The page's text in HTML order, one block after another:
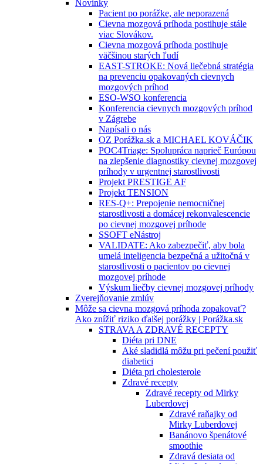
Novinky
Pacient po porážke, ale neporazená
Cievna mozgová príhoda postihuje stále
viac Slovákov.
Cievna mozgová príhoda postihuje
väčšinou starých ľudí
EAST-STROKE: Nová liečebná stratégia
na prevenciu opakovaných cievnych
mozgových príhod
ESO-WSO konferencia
Konferencia cievnych mozgových príhod
v Zágrebe
Napísali o nás
OZ Porážka.sk a MICHAEL KOVÁČIK
POC4Triage: Spolupráca naprieč Európou
na zlepšenie diagnostiky cievnej mozgovej
príhody v urgentnej starostlivosti
Projekt PRESTIGE AF
Projekt TENSION
RES-Q+: Prepojenie nemocničnej
starostlivosti a domácej rekonvalescencie
po cievnej mozgovej príhode
SSOFT eNástroj
VALIDATE: Ako zabezpečiť, aby bola
umelá inteligencia bezpečná a užitočná v
starostlivosti o pacientov po cievnej
mozgovej príhode
Výskum liečby cievnej mozgovej príhody
Zverejňovanie zmlúv
Môže sa cievna mozgová príhoda zopakovať?
Ako znížiť riziko ďalšej porážky | Porážka.sk
STRAVA A ZDRAVÉ RECEPTY
Diéta pri DNE
Aké sladidlá môžu pri pečení použiť
diabetici
Diéta pri cholesterole
Zdravé recepty
Zdravé recepty od Mirky
Luberdovej
Zdravé raňajky od
Mirky Luberdovej
Banánovo špenátové
smoothie
Zdravá desiata od